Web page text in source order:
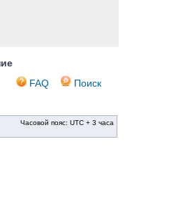
FAQ Поиск
Часовой пояс: UTC + 3 часа